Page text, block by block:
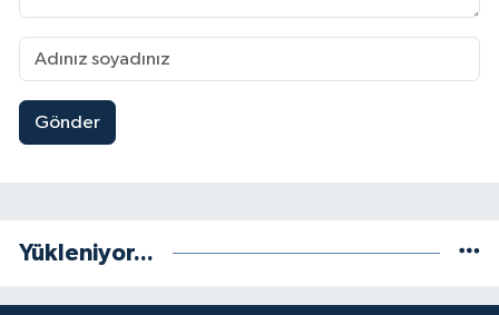
Gönder
Yükleniyor...